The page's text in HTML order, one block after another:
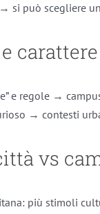
si può scegliere
carattere
e regole →
→ contesti
vs
più stimoli